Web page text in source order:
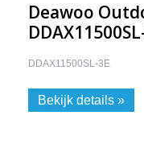
Deawoo
DDAX11500SL-3E
Bekijk details »